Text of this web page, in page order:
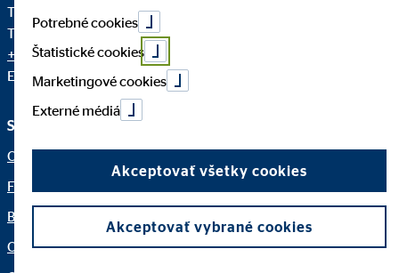
Telefón pre klientov OVB:
Telefón Centrála OVB:+421 2 58 10 24 11
+421 2 58 10 24 12
E-mail:info@ovb.sk
Služby a informácie
O nás
Finančné riešenia
Blog
OVB Mail
Netiketa
Potrebné cookies
Štatistické cookies
Marketingové cookies
Externé médiá
Akceptovať všetky cookies
Akceptovať vybrané cookies